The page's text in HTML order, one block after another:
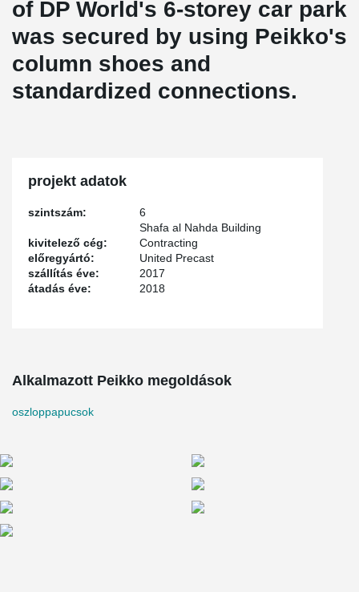
of DP World's 6-storey car park
was secured by using Peikko's
column shoes and
standardized connections.
projekt adatok
szintszám: 6
kivitelező cég:
Shafa al Nahda Building
Contracting
előregyártó:
United Precast
szállítás éve:
2017
átadás éve:
2018
Alkalmazott Peikko megoldások
oszloppapucsok